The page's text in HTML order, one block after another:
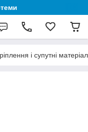
і супутні